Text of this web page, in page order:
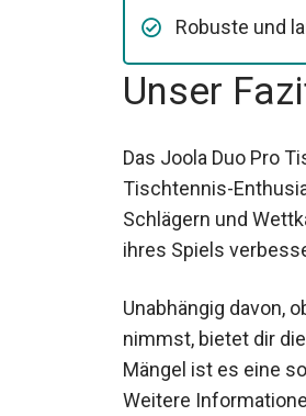
Robuste und
Unser
Das Joola Duo Pro
Tischtennis-
Schlägern und
ihres Spiels
Unabhängig davon,
Hand nimmst,
kleiner Mängel ist
wird. Weitere